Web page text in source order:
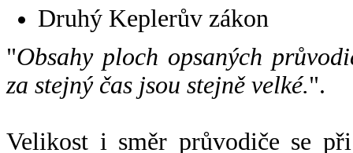
Druhý Keplerův zákon
"Obsahy ploch opsaných
za stejný čas jsou stejně velké.".
Velikost i směr průvodiče se